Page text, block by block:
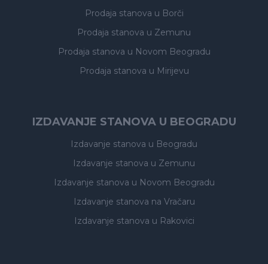
Prodaja stanova u Borči
Prodaja stanova u Zemunu
Prodaja stanova u Novom Beogradu
Prodaja stanova u Mirijevu
IZDAVANJE STANOVA U BEOGRADU
Izdavanje stanova u Beogradu
Izdavanje stanova u Zemunu
Izdavanje stanova u Novom Beogradu
Izdavanje stanova na Vračaru
Izdavanje stanova u Rakovici